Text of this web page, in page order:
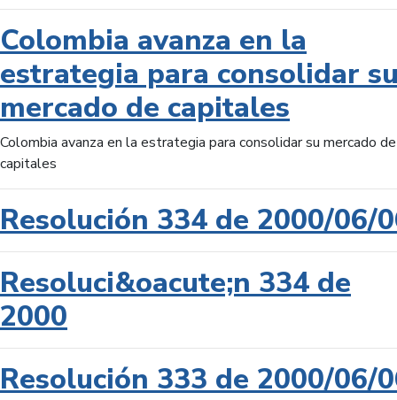
Colombia avanza en la
estrategia para consolidar
mercado de capitales
Colombia avanza en la estrategia para consolidar su mercado de
capitales
Resolución 334 de 2000/06/
Resoluci&oacute;n 334 de
2000
Resolución 333 de 2000/06/